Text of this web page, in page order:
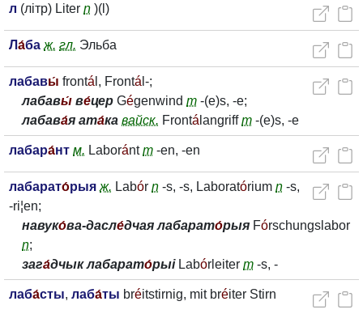
л (літр) Liter n )(l)
Ла́ба ж. гл. Эльба
лабавы́ frontá l, Frontá l-;
лабавы́ ве́цер Gégenwind m -(e)s, -e;
лабава́я ата́ка вайск. Frontá langriffm -(e)s, -e
лабара́нт м. Laborántm -en, -en
лабарато́рыя ж. Labór n -s, -s, Laboratórium n -s,
-ri¦en;
навуко́ва-дасле́дчая лабарато́рыя Fórschungslabor
n;
зага́дчык лабарато́рыіLabórleiter m -s, -
лаба́сты, лаба́ты bréitstirnig, mit bréiter Stirn